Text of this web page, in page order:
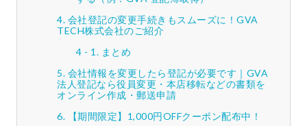
会社登記の変更手続きもスムーズに！GVA
TECH株式会社のご紹介
まとめ
会社情報を変更したら登記が必要です｜GVA
法人登記なら役員変更・本店移転などの書類を
オンライン作成・郵送申請
【期間限定】1,000円OFFクーポン配布中！